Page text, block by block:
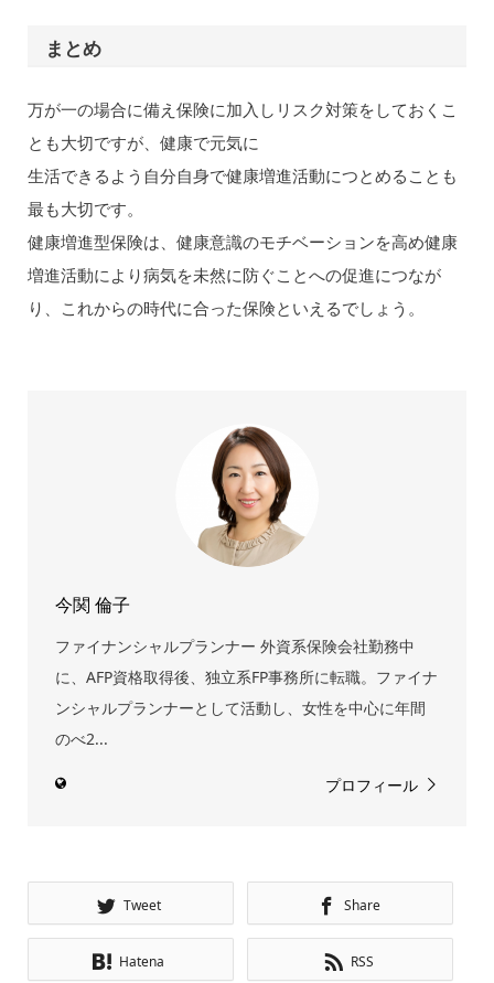
まとめ
万が一の場合に備え保険に加入しリスク対策をしておくこ
とも大切ですが、健康で元気に
生活できるよう自分自身で健康増進活動につとめることも
最も大切です。
健康増進型保険は、健康意識のモチベーションを高め健康
増進活動により病気を未然に防ぐことへの促進につなが
り、これからの時代に合った保険といえるでしょう。
今関 倫子
ファイナンシャルプランナー 外資系保険会社勤務中
に、AFP資格取得後、独立系FP事務所に転職。ファイナ
ンシャルプランナーとして活動し、女性を中心に年間
のべ2...
プロフィール
Tweet Share
Hatena RSS